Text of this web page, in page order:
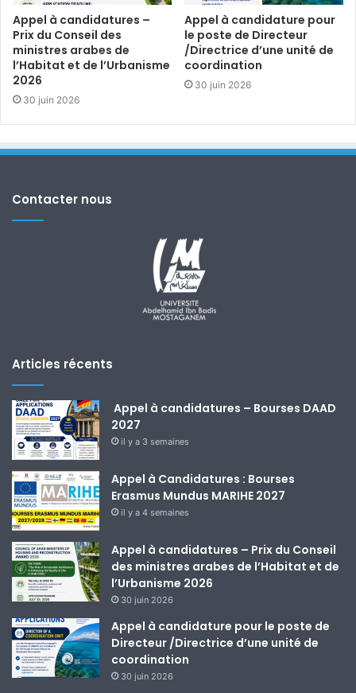
Appel à candidatures –
Prix du Conseil des
ministres arabes de
l’Habitat et de l’Urbanisme
2026
30 juin 2026
Appel à candidature pour
le poste de Directeur
/Directrice d’une unité de
coordination
30 juin 2026
Contacter nous
Articles récents
Appel à candidatures – Bourses DAAD
2027
il y a 3 semaines
Appel à Candidatures : Bourses
Erasmus Mundus MARIHE 2027
il y a 4 semaines
Appel à candidatures – Prix du Conseil
des ministres arabes de l’Habitat et de
l’Urbanisme 2026
30 juin 2026
Appel à candidature pour le poste de
Directeur /Directrice d’une unité de
coordination
30 juin 2026